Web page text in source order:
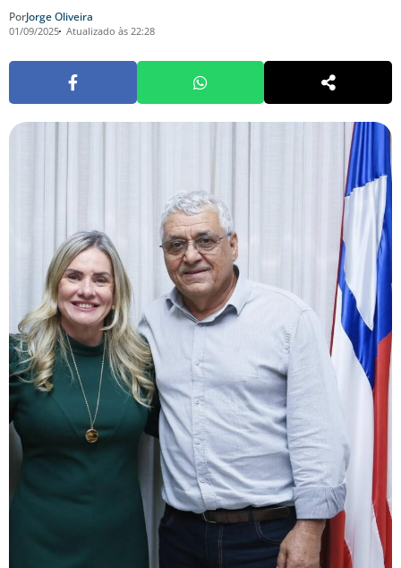
PorJorge Oliveira
01/09/2025 Atualizado às 22:28